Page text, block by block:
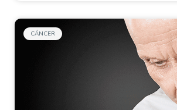
CÁNCER